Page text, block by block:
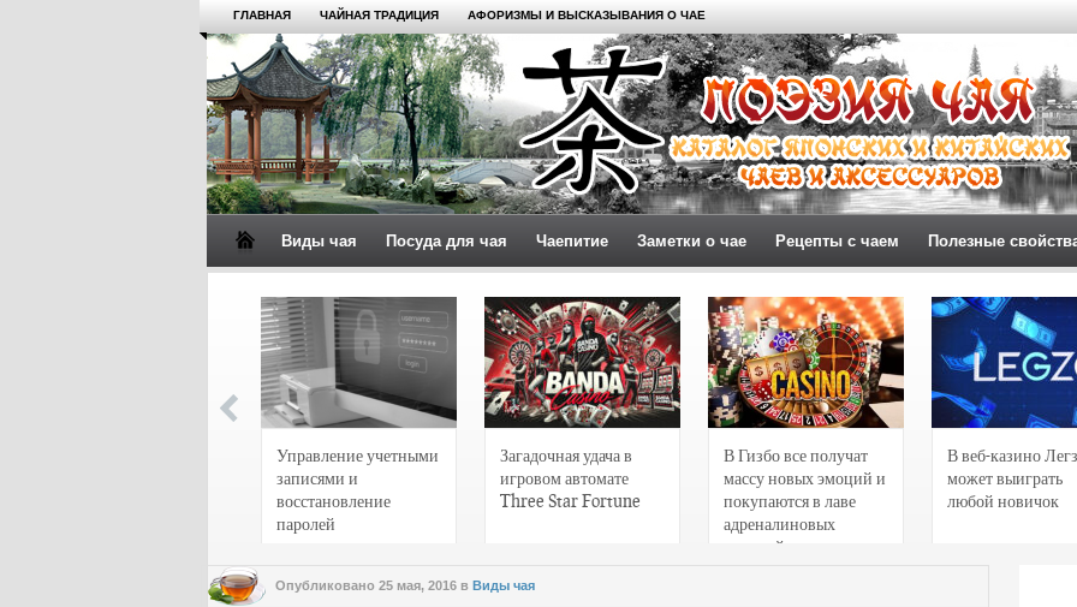
ГЛАВНАЯ ЧАЙНАЯ ТРАДИЦИЯ АФОРИЗМЫ И ВЫСКАЗЫВАНИЯ О ЧАЕ
Виды чая Посуда для чая Чаепитие Заметки о чае Рецепты с чаем Полезные
Управление учетными
записями и
восстановление
паролей
Загадочная удача в
игровом автомате
Three Star Fortune
В Гизбо все получат
массу новых эмоций и
покупаются в лаве
адреналиновых
страстей
В веб-казино
может выиграть
любой новичок
Опубликовано 25 мая, 2016 в Виды чая